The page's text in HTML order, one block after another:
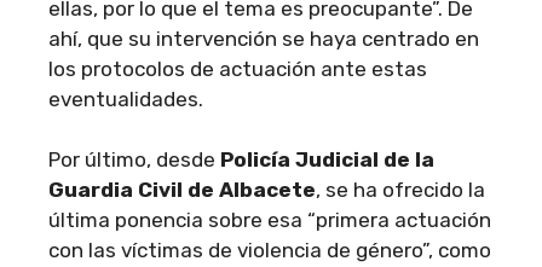
ellas, por lo que el tema es preocupante”. De
ahí, que su intervención se haya centrado en
los protocolos de actuación ante estas
eventualidades.
Por último, desde Policía Judicial de la
Guardia Civil de Albacete, se ha ofrecido la
última ponencia sobre esa “primera actuación
con las víctimas de violencia de género”, como